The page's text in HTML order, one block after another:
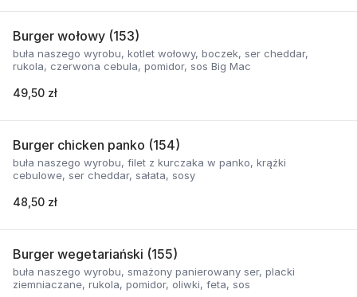
Burger wołowy (153)
buła naszego wyrobu, kotlet wołowy, boczek, ser cheddar,
rukola, czerwona cebula, pomidor, sos Big Mac
49,50 zł
Burger chicken panko (154)
buła naszego wyrobu, filet z kurczaka w panko, krążki
cebulowe, ser cheddar, sałata, sosy
48,50 zł
Burger wegetariański (155)
buła naszego wyrobu, smażony panierowany ser, placki
ziemniaczane, rukola, pomidor, oliwki, feta, sos